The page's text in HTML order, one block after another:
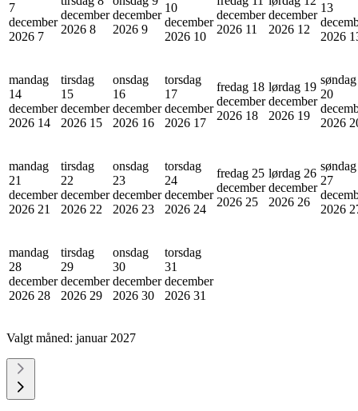
7
december
2026 7
december
2026 8
december
2026 9
10
december
2026 10
december
2026 11
december
2026 12
13
2026
mandag
14
december
2026 14
tirsdag
15
december
2026 15
onsdag
16
december
2026 16
torsdag
17
december
2026 17
fredag 18
december
2026 18
lørdag 19
december
2026 19
søndag
20
2026
mandag
21
december
2026 21
tirsdag
22
december
2026 22
onsdag
23
december
2026 23
torsdag
24
december
2026 24
fredag 25
december
2026 25
lørdag 26
december
2026 26
søndag
27
2026
mandag
28
december
2026 28
tirsdag
29
december
2026 29
onsdag
30
december
2026 30
torsdag
31
december
2026 31
Valgt måned: januar 2027